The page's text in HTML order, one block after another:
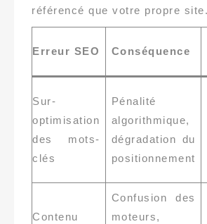
référencé que votre propre site.
Erreur SEO Conséquence
Sur-
optimisation
des mots-
clés
Pénalité
algorithmique,
dégradation du
positionnement
Contenu
Confusion des
moteurs,